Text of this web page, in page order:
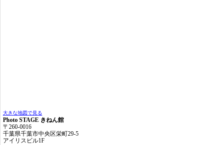
大きな地図で見る
Photo STAGE きねん館
〒260-0016
千葉県千葉市中央区栄町29-5
アイリスビル1F